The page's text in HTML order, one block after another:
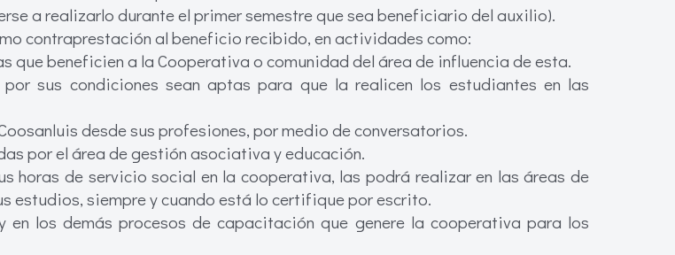
a realizarlo durante el primer semestre que sea beneficiario del auxilio).
contraprestación al beneficio recibido, en actividades como:
que beneficien a la Cooperativa o comunidad del área de influencia de esta.
sus condiciones sean aptas para que la realicen los estudiantes en las
desde sus profesiones, por medio de conversatorios.
por el área de gestión asociativa y educación.
horas de servicio social en la cooperativa, las podrá realizar en las áreas de
estudios, siempre y cuando está lo certifique por escrito.
los demás procesos de capacitación que genere la cooperativa para los